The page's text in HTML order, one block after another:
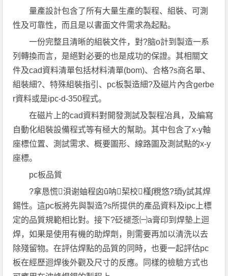
量產設計包含了所有大量生產的製程、組裝、可測
性及可靠性，而且是以書面文件需求為起點。
一份完整且清晰的組裝文件，對?脑o計到製造一系
列轉換而言，是絕對必要的也是成功的保證。其相關文
件及cad資料清單包括材料清單(bom)、合格?s商名單、
組裝細?、特殊組裝指引、pc板製造細?及磁片內含gerbe
r資料或是ipc-d-350程式。
在磁片上的cad資料對開發測試及製程冶具，及編寫
自動化組裝設備程式等有極大的幫助。其中包含了x-y軸
座標位置、測試需求、概要圖形、線路圖及測試點的x-y
座標。
pc板品質
?拿恳慌浿谢蚰程囟ǖ呐栔校槿∫粯悠?頊y試其焊
錫性。這pc板將先與製造?s所提供的產品資料及ipc上標
定的品質規範相比對。接下?砭褪菍㈠a膏印到焊墊上迴
焊，如果是使用有機的助焊劑，則需要再加以清洗以去
除殘留物。在評估焊點的品質的同時，也要一起評估pc
板在經歷迴焊後外觀及尺寸的反應。同樣的檢驗方式也